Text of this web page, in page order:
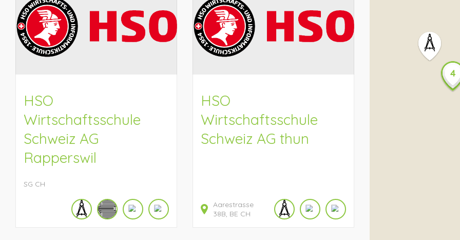
HSO
Wirtschaftsschule
Schweiz AG
Rapperswil
SG CH
HSO
Wirtschaftsschule
Schweiz AG thun
Aarestrasse
38B BE CH
4